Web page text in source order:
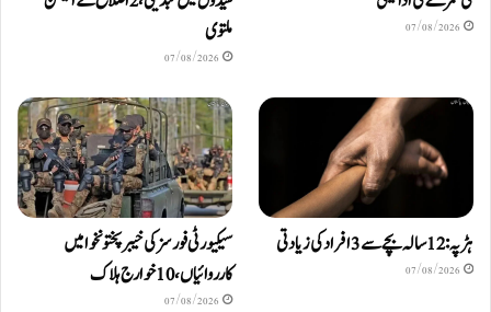
07/08/2026
ملتوی
07/08/2026
ہڑپہ: 12 سالہ بچے سے 3 افراد کی زیادتی
07/08/2026
سیکیورٹی فورسز کی خیبرپختونخوا میں
کارروائیاں، 10 خوارج ہلاک
07/08/2026